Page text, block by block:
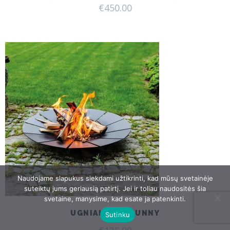
€450.00
UGNIAKURAS SUNNY
Naudojame slapukus siekdami užtikrinti, kad mūsų svetainėje
suteiktų jums geriausią patirtį. Jei ir toliau naudositės šia
svetaine, manysime, kad esate ja patenkinti.
Sutinku